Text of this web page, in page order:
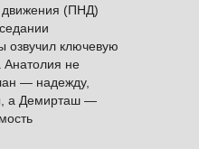
движения (ПНД)
озвучил ключевую
не
— надежду,
а Демирташ —